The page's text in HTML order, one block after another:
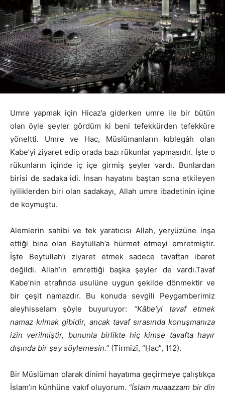
Umre yapmak için Hicaz’a giderken umre ile bir bütün
olan öyle şeyler gördüm ki beni tefekkürden tefekküre
yöneltti. Umre ve Hac, Müslümanların kıblegâh olan
Kabe’yi ziyaret edip orada bazı rükunlar yapmasıdır. İşte o
rükunların içinde iç içe girmiş şeyler vardı. Bunlardan
birisi de sadaka idi. İnsan hayatını baştan sona etkileyen
iyiliklerden biri olan sadakayı, Allah umre ibadetinin içine
de koymuştu.
Alemlerin sahibi ve tek yaratıcısı Allah, yeryüzüne inşa
ettiği bina olan Beytullah’a hürmet etmeyi emretmiştir.
İşte Beytullah’ı ziyaret etmek sadece tavaftan ibaret
değildi. Allah’ın emrettiği başka şeyler de vardı.Tavaf
Kabe’nin etrafında usulüne uygun şekilde dönmektir ve
bir çeşit namazdır. Bu konuda sevgili Peygamberimiz
aleyhisselam şöyle buyuruyor: “Kâbe’yi tavaf etmek
namaz kılmak gibidir, ancak tavaf sırasında konuşmanıza
izin verilmiştir, bununla birlikte hiç kimse tavafta hayır
dışında bir şey söylemesin.” (Tirmizî, “Ḥac”, 112).
Bir Müslüman olarak dinimi hayatıma geçirmeye çalıştıkça
İslam’ın künhüne vakıf oluyorum. “İslam muaazzam bir din